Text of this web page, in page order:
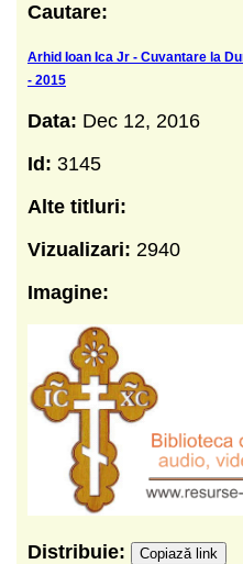
Cautare:
Arhid Ioan Ica Jr - Cuvantare la
- 2015
Data: Dec 12, 2016
Id: 3145
Alte titluri:
Vizualizari: 2940
Imagine:
Distribuie: Copiază link